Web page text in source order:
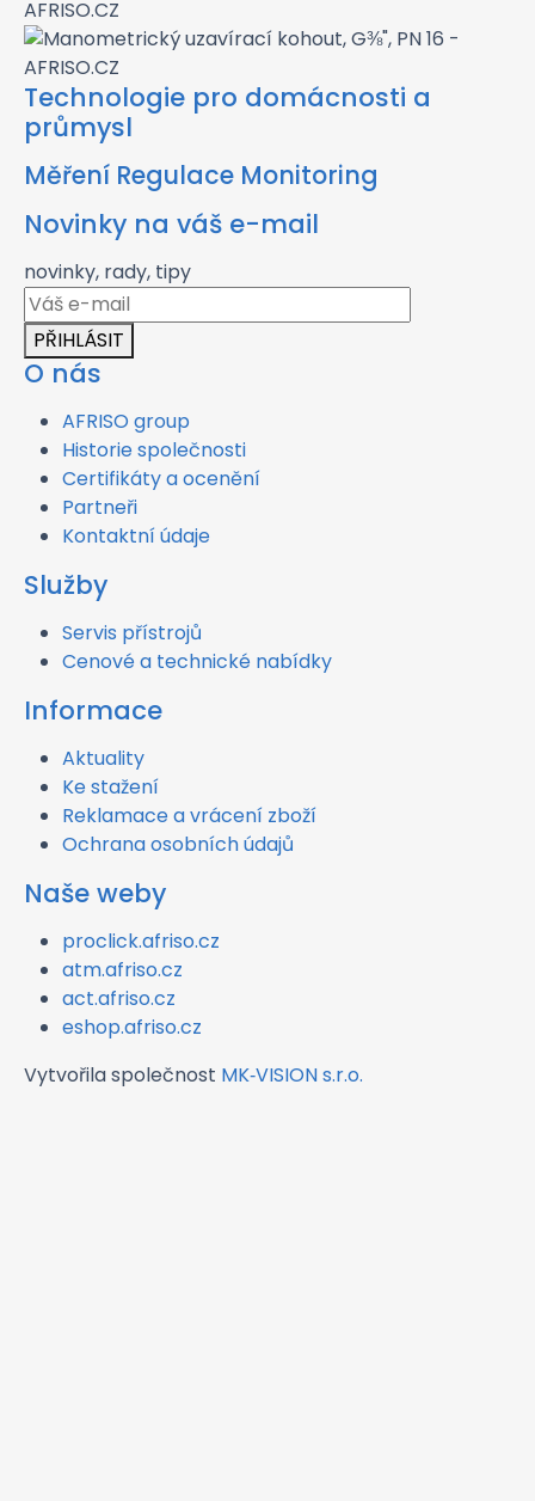
Technologie pro domácnosti a
průmysl
Měření Regulace Monitoring
Novinky na váš e-mail
novinky, rady, tipy
PŘIHLÁSIT
O nás
AFRISO group
Historie společnosti
Certifikáty a ocenění
Partneři
Kontaktní údaje
Služby
Servis přístrojů
Cenové a technické nabídky
Informace
Aktuality
Ke stažení
Reklamace a vrácení zboží
Ochrana osobních údajů
Naše weby
proclick.afriso.cz
atm.afriso.cz
act.afriso.cz
eshop.afriso.cz
Vytvořila společnost MK‑VISION s.r.o.